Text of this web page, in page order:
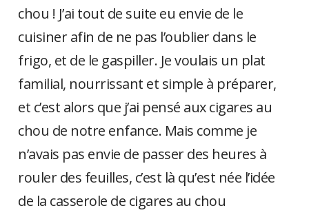
chou ! J’ai tout de suite eu envie de le
cuisiner afin de ne pas l’oublier dans le
frigo, et de le gaspiller. Je voulais un plat
familial, nourrissant et simple à préparer,
et c’est alors que j’ai pensé aux cigares au
chou de notre enfance. Mais comme je
n’avais pas envie de passer des heures à
rouler des feuilles, c’est là qu’est née l’idée
de la casserole de cigares au chou